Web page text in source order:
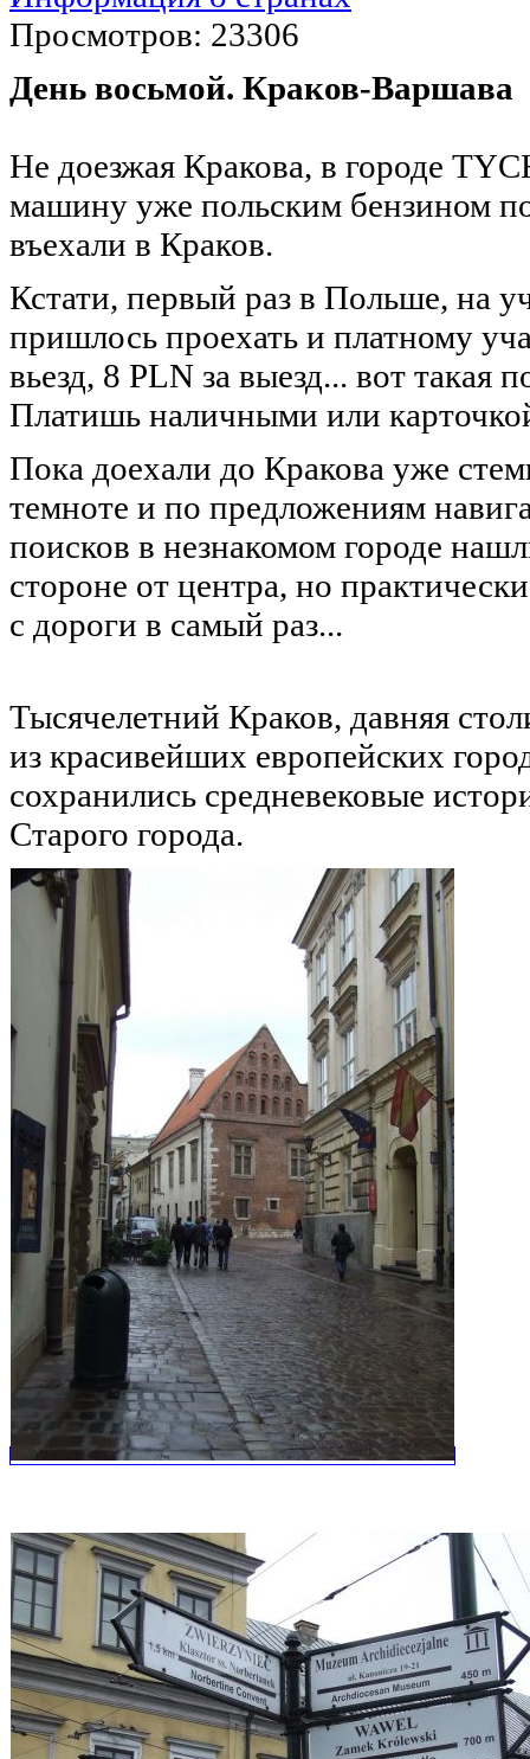
Просмотров: 23306
День восьмой. Краков-Варшава
Не доезжая Кракова, в городе
машину уже польским бензином
въехали в Краков.
Кстати, первый раз в Польше, на
пришлось проехать и платному
вьезд, 8 PLN за выезд... вот такая
Платишь наличными или
Пока доехали до Кракова уже
темноте и по предложениям
поисков в незнакомом городе
стороне от центра, но
с дороги в самый раз...
Тысячелетний Краков, давняя
из красивейших европейских
сохранились средневековые
Старого города.